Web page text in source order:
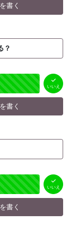
書く
？
いいえ
書く
いいえ
書く